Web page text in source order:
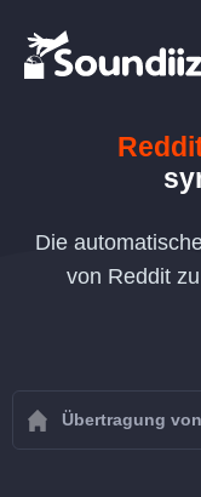
Die
von Reddit
Übertragung